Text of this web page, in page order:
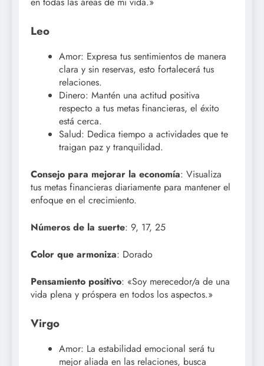
Leo
Amor: Expresa tus sentimientos de manera
clara y sin reservas, esto fortalecerá tus
relaciones.
Dinero: Mantén una actitud positiva
respecto a tus metas financieras, el éxito
está cerca.
Salud: Dedica tiempo a actividades que te
traigan paz y tranquilidad.
Consejo para mejorar la economía: Visualiza
tus metas financieras diariamente para mantener el
enfoque en el crecimiento.
Números de la suerte: 9, 17, 25
Color que armoniza: Dorado
Pensamiento positivo: «Soy merecedor/a de una
vida plena y próspera en todos los aspectos.»
Virgo
Amor: La estabilidad emocional será tu
mejor aliada en las relaciones, busca